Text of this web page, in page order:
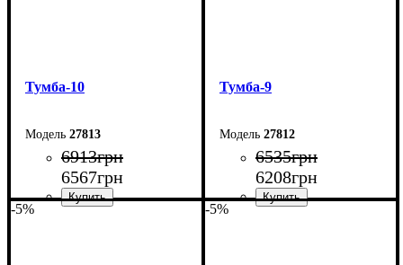
Тумба-10
27813
6913грн
6567грн
Тумба-9
27812
6535грн
6208грн
-5% -5%